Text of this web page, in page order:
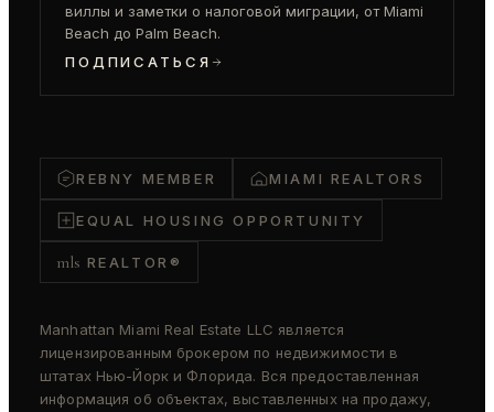
виллы и заметки о налоговой миграции, от Miami
Beach до Palm Beach.
ПОДПИСАТЬСЯ
REBNY MEMBER MIAMI REALTORS
EQUAL HOUSING OPPORTUNITY
mls REALTOR®
Manhattan Miami Real Estate LLC является
лицензированным брокером по недвижимости в
штатах Нью-Йорк и Флорида. Вся предоставленная
информация об объектах, выставленных на продажу,